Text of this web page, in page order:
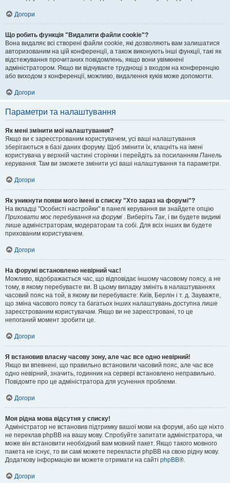
Догори
Що робить функція "Видалити файли cookie"?
Вона видаляє всі створені файли cookie, які дозволяють вам залишатися
авторизованим на цій конференції, а також виконують інші функції, такі як
відстежування прочитаних повідомлень, якщо вони увімкнені
адміністратором. Якщо ви відчуваєте труднощі з входом на конференцію
або виходом з конференції, можливо, видалення куків може допомогти.
Догори
Параметри та налаштування
Як мені змінити мої налаштування?
Якщо ви є зареєстрованим користувачем, усі ваші налаштування
зберігаються в базі даних форуму. Щоб змінити їх, клацніть на імені
користувача у верхній частині сторінки і перейдіть за посиланням Панель
керування. Там ви зможете змінити усі ваші налаштування та параметри.
Догори
Як уникнути появи мого імені в списку "Хто зараз на форумі"?
На вкладці "Особисті настройки" в панелі керування ви знайдете опцію
Приховати моє перебування на форумі . Виберіть Так, і ви будете видимі
лише адміністраторам, модераторам та собі. Для всіх інших ви будете
прихованим користувачем.
Догори
На форумі встановлено невірний час!
Можливо, відображається час, що відповідає іншому часовому поясу, а не
тому, в якому перебуваєте ви. В цьому випадку змініть в налаштуваннях
часовий пояс на той, в якому ви перебуваєте: Київ, Берлін і т. д. Зауважте,
що зміна часового поясу та багатьох інших налаштувань доступна лише
зареєстрованим користувачам. Якщо ви не зареєстровані, то це
непоганий момент зробити це.
Догори
Я встановив власну часову зону, але час все одно невірний!
Якщо ви впевнені, що правильно встановили часовий пояс, але час все
одно невірний, значить, годинник на сервері встановлено неправильно.
Повідомте про це адміністратора для усунення проблеми.
Догори
Моя рідна мова відсутня у списку!
Адміністратор не встановив підтримку вашої мови на форумі, або ще ніхто
не переклав phpBB на вашу мову. Спробуйте запитати адміністратора, чи
може він встановити необхідний вам мовний пакет. Якщо такого мовного
пакета не існує, то ви самі можете перекласти phpBB на свою рідну мову.
Додаткову інформацію ви можете отримати на сайті phpBB®.
Догори